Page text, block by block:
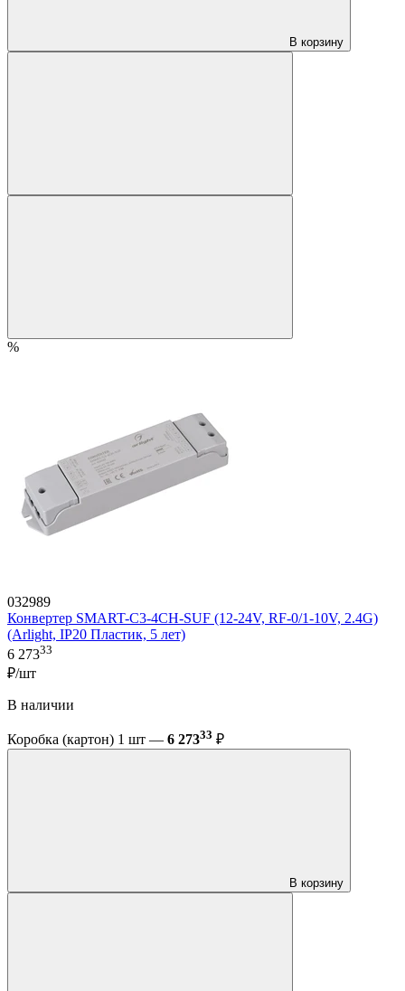
В корзину
%
032989
Конвертер SMART-C3-4CH-SUF (12-24V, RF-0/1-10V, 2.4G)
(Arlight, IP20 Пластик, 5 лет)
6 27333
₽/шт
В наличии
Коробка (картон) 1 шт — 6 27333 ₽
В корзину